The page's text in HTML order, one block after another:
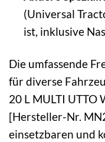
(Universal
ist, inklusive
Die umfassende
für diverse
20 L MULTI UTTO
[Hersteller-Nr.
einsetzbaren und